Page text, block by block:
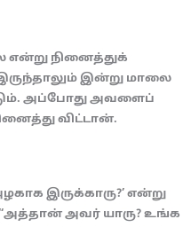
நினைத்துக்
இன்று மாலை
அப்போது அவளைப்
விட்டான்.
இருக்காரு?’ என்று
அவர் யாரு? உங்க